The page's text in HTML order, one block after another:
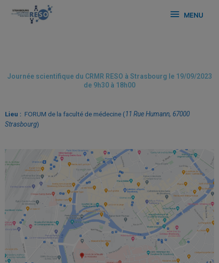
MENU
Journée scientifique du CRMR RESO à Strasbourg le 19/09/2023
de 9h30 à 18h00
Lieu : FORUM de la faculté de médecine (11 Rue Humann, 67000
Strasbourg)